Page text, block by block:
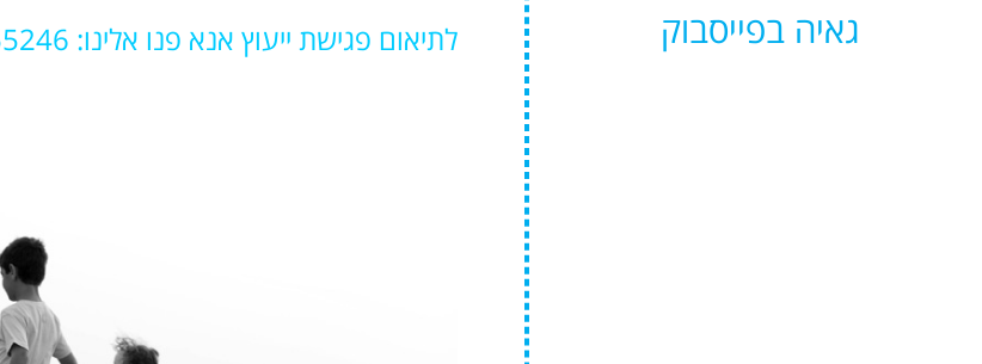
לתיאום פגישת ייעוץ אנא פנו אלינו: 09-8855246 גאיה בפייסבוק